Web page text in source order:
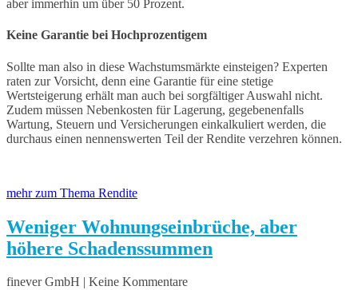
aber immerhin um über 50 Prozent.
Keine Garantie bei Hochprozentigem
Sollte man also in diese Wachstumsmärkte einsteigen? Experten
raten zur Vorsicht, denn eine Garantie für eine stetige
Wertsteigerung erhält man auch bei sorgfältiger Auswahl nicht.
Zudem müssen Nebenkosten für Lagerung, gegebenenfalls
Wartung, Steuern und Versicherungen einkalkuliert werden, die
durchaus einen nennenswerten Teil der Rendite verzehren können.
mehr zum Thema Rendite
Weniger Wohnungseinbrüche, aber
höhere Schadenssummen
finever GmbH | Keine Kommentare